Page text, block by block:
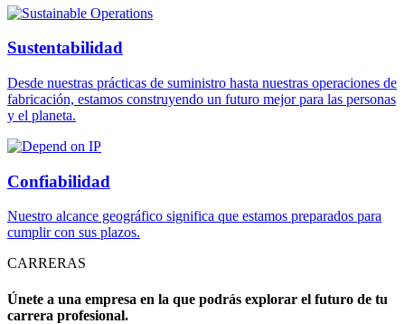
Sustentabilidad
Desde nuestras prácticas de suministro hasta nuestras operaciones de
fabricación, estamos construyendo un futuro mejor para las personas
y el planeta.
Confiabilidad
Nuestro alcance geográfico significa que estamos preparados para
cumplir con sus plazos.
CARRERAS
Únete a una empresa en la que podrás explorar el futuro de tu
carrera profesional.